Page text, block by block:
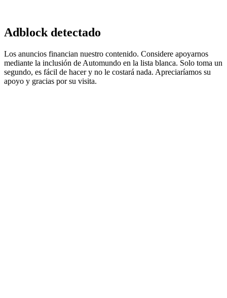
Adblock detectado
Los anuncios financian nuestro contenido. Considere apoyarnos
mediante la inclusión de Automundo en la lista blanca. Solo toma un
segundo, es fácil de hacer y no le costará nada. Apreciaríamos su
apoyo y gracias por su visita.